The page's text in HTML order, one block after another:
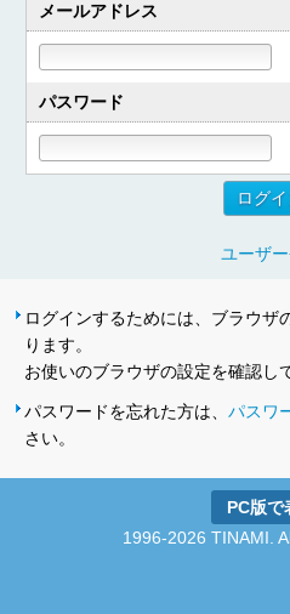
メールアドレス
パスワード
ユーザ
ログインするためには、ブラウザ
ります。
お使いのブラウザの設定を確認し
パスワードを忘れた方は、 パスワ
さい。
PC版で
1996-2026 TINAMI.